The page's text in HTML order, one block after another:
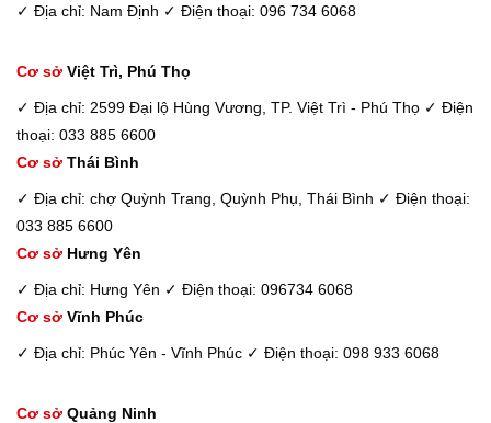
✓ Địa chỉ: Nam Định ✓ Điện thoại: 096 734 6068
Cơ sở Việt Trì, Phú Thọ
✓ Địa chỉ: 2599 Đại lộ Hùng Vương, TP. Việt Trì - Phú Thọ ✓ Điện
thoại: 033 885 6600
Cơ sở Thái Bình
✓ Địa chỉ: chợ Quỳnh Trang, Quỳnh Phụ, Thái Bình ✓ Điện thoại:
033 885 6600
Cơ sở Hưng Yên
✓ Địa chỉ: Hưng Yên ✓ Điện thoại: 096734 6068
Cơ sở Vĩnh Phúc
✓ Địa chỉ: Phúc Yên - Vĩnh Phúc ✓ Điện thoại: 098 933 6068
Cơ sở Quảng Ninh